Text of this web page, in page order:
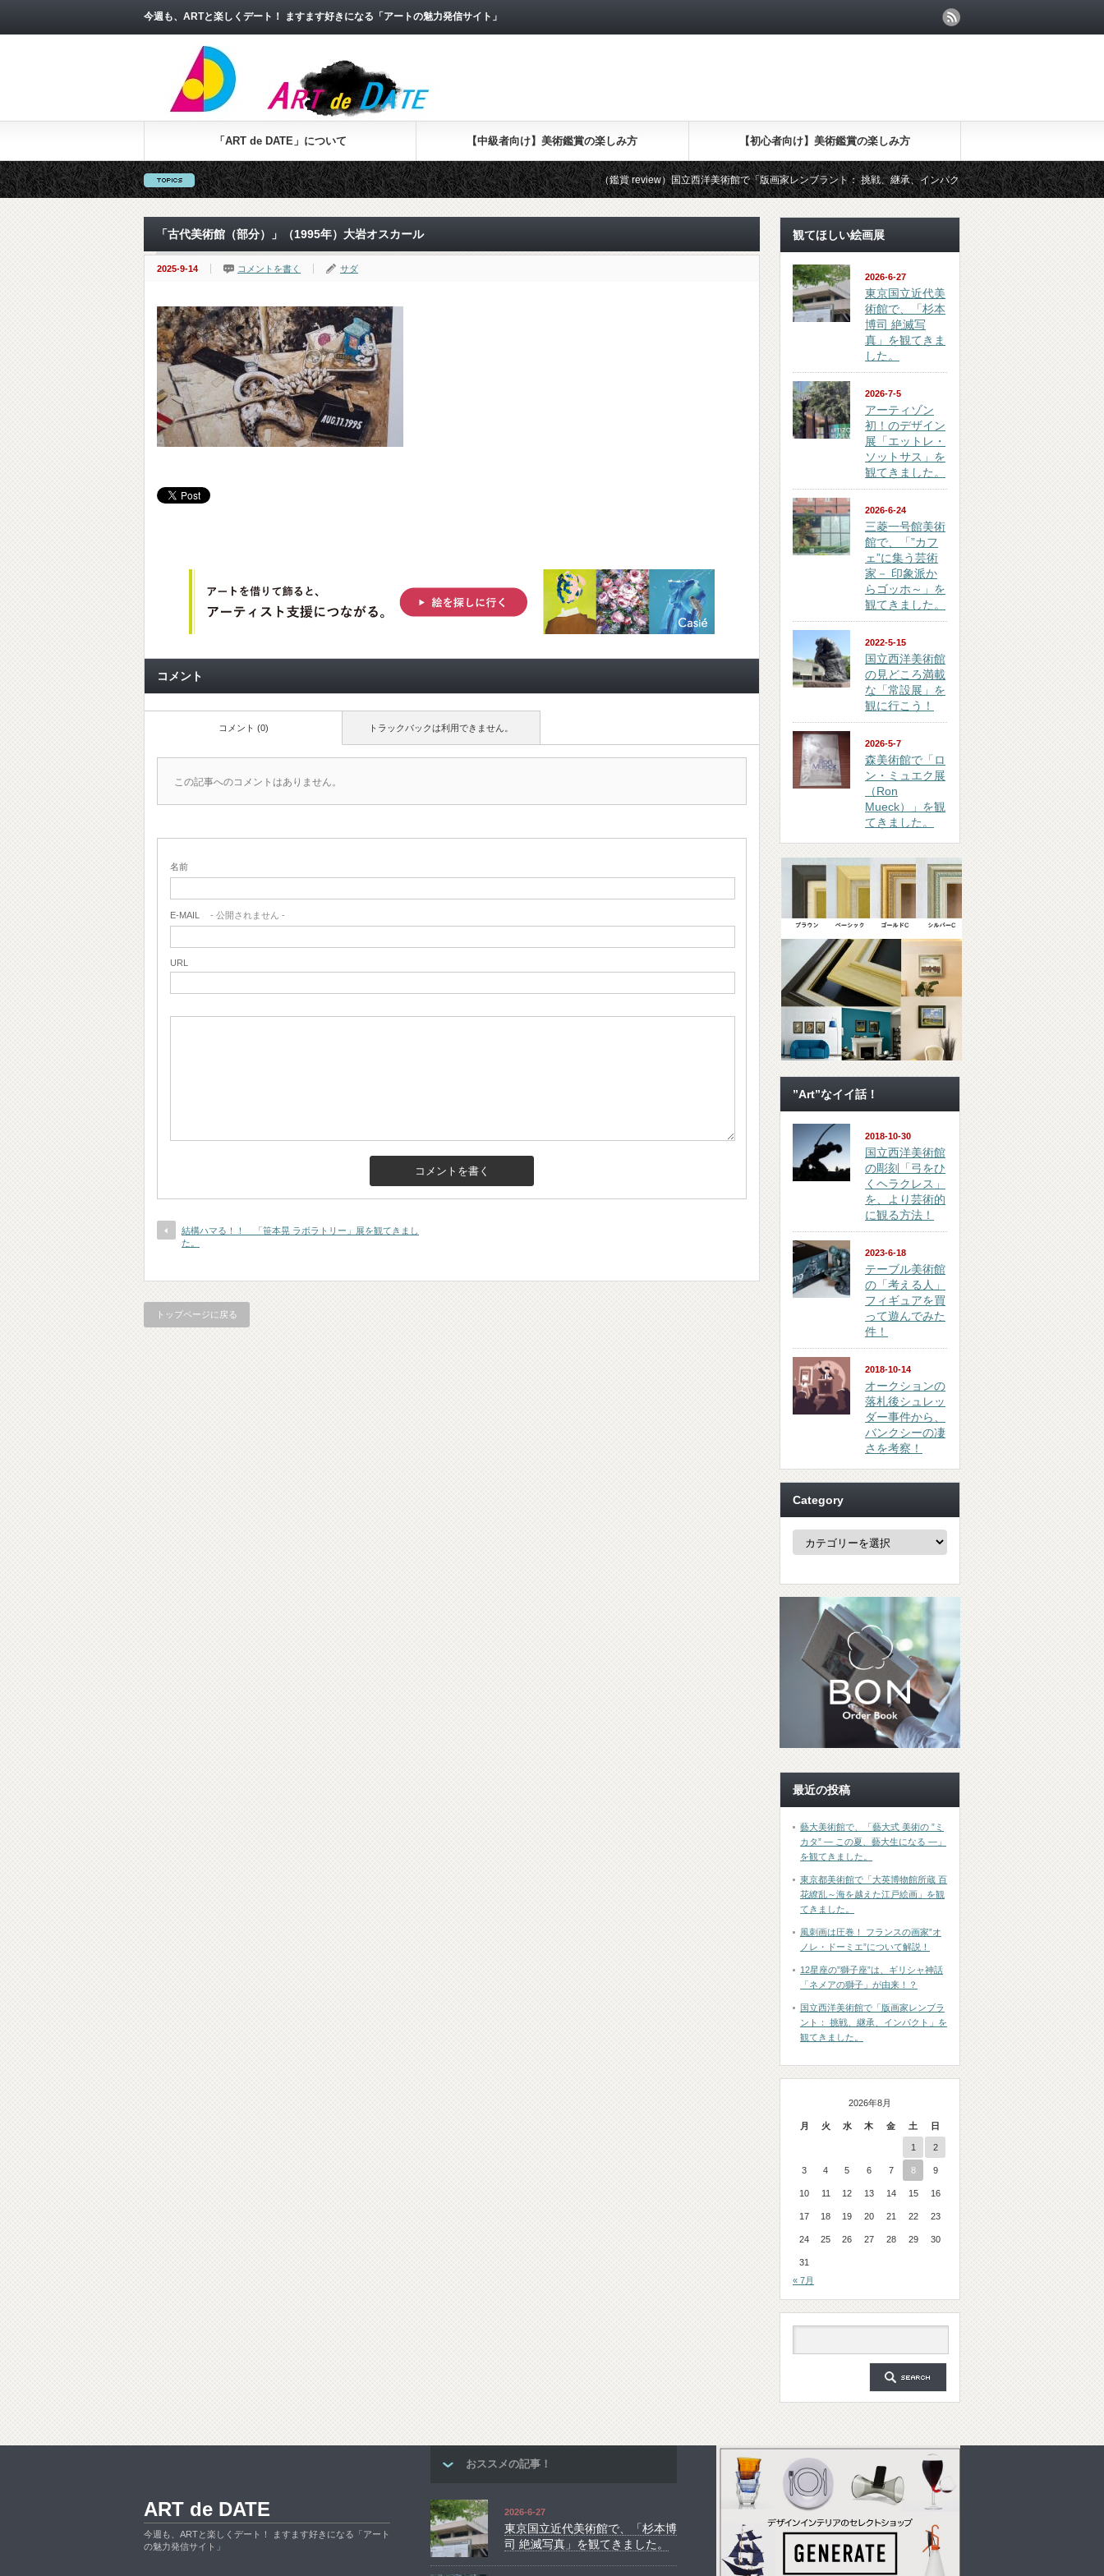
今週も、ARTと楽しくデート！ ますます好きになる「アートの魅力発信サイト」
「ART de DATE」について 【中級者向け】美術鑑賞の楽しみ方 【初心者向け】美術鑑賞の楽しみ方
（鑑賞 review）国立西洋美術館で「版画家レンブラント： 挑戦、継承、インパクト」を観てきました （鑑賞
「古代美術館（部分）」（1995年）大岩オスカール
2025-9-14 コメントを書く サダ
コメント
トラックバックは利用できません。
コメント (0)
この記事へのコメントはありません。
名前
E-MAIL - 公開されません -
URL
結構ハマる！！ 「笹本晃 ラボラトリー」展を観てきまし
た。
トップページに戻る
観てほしい絵画展
2026-6-27
東京国立近代美
術館で、「杉本
博司 絶滅写
真」を観てきま
した。
2026-7-5
アーティゾン
初！のデザイン
展「エットレ・
ソットサス」を
観てきました。
2026-6-24
三菱一号館美術
館で、「”カフ
ェ”に集う芸術
家－ 印象派か
らゴッホ～」を
観てきました。
2022-5-15
国立西洋美術館
の見どころ満載
な「常設展」を
観に行こう！
2026-5-7
森美術館で「ロ
ン・ミュエク展
（Ron
Mueck）」を観
てきました。
”Art”なイイ話！
2018-10-30
国立西洋美術館
の彫刻「弓をひ
くヘラクレス」
を、より芸術的
に観る方法！
2023-6-18
テーブル美術館
の「考える人」
フィギュアを買
って遊んでみた
件！
2018-10-14
オークションの
落札後シュレッ
ダー事件から、
バンクシーの凄
さを考察！
Category
Category
最近の投稿
藝大美術館で、「藝大式 美術の ”ミ
カタ” ― この夏、藝大生になる ―」
を観てきました。
東京都美術館で「大英博物館所蔵 百
花繚乱～海を越えた江戸絵画」を観
てきました。
風刺画は圧巻！ フランスの画家”オ
ノレ・ドーミエ”について解説！
12星座の”獅子座”は、ギリシャ神話
「ネメアの獅子」が由来！？
国立西洋美術館で「版画家レンブラ
ント： 挑戦、継承、インパクト」を
観てきました。
2026年8月
月 火 水 木 金 土 日
1 2
3 4 5 6 7 8 9
10 11 12 13 14 15 16
17 18 19 20 21 22 23
24 25 26 27 28 29 30
31
« 7月
おススメの記事！
2026-6-27
東京国立近代美術館で、「杉本博
司 絶滅写真」を観てきました。
ART de DATE
今週も、ARTと楽しくデート！ ますます好きになる「アート
の魅力発信サイト」